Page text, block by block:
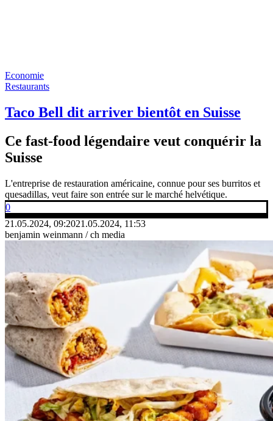
Economie
Restaurants
Taco Bell dit arriver bientôt en Suisse
Ce fast-food légendaire veut conquérir la
Suisse
L'entreprise de restauration américaine, connue pour ses burritos et
quesadillas, veut faire son entrée sur le marché helvétique.
0
21.05.2024, 09:2021.05.2024, 11:53
benjamin weinmann / ch media